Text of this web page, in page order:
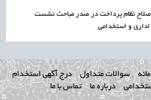
نظام پرداخت در صدر مباحث نشست
اداری و استخدامی
سوالات متداول
درج آگهی استخدام
درباره ما تماس با ما